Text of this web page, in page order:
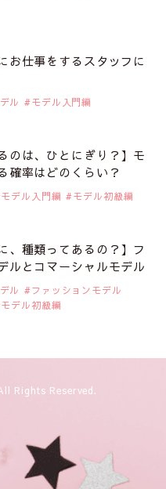
お仕事をするスタッフに
ル
モデル入門編
のは、ひとにぎり？】モ
確率はどのくらい？
モデル入門編 モデル初級編
、種類ってあるの？】フ
ルとコマーシャルモデル
ル
ファッションモデル
モデル初級編
Rights Reserved.